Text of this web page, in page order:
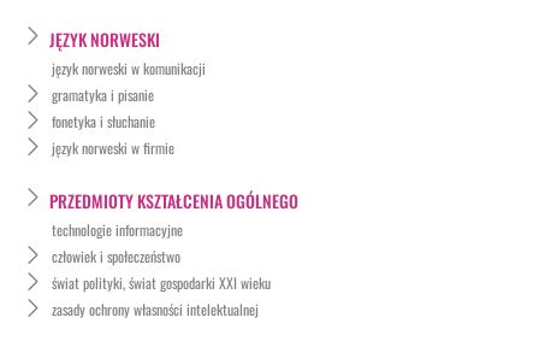
JĘZYK NORWESKI
język norweski w komunikacji
gramatyka i pisanie
fonetyka i słuchanie
język norweski w firmie
PRZEDMIOTY KSZTAŁCENIA OGÓLNEGO
technologie informacyjne
człowiek i społeczeństwo
świat polityki, świat gospodarki XXI wieku
zasady ochrony własności intelektualnej